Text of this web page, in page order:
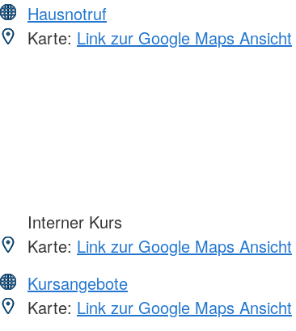
Hausnotruf
Karte: Link zur Google Maps Ansicht
Interner Kurs
Karte: Link zur Google Maps Ansicht
Kursangebote
Karte: Link zur Google Maps Ansicht